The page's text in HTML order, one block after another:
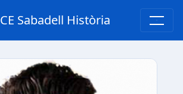
CE Sabadell Història